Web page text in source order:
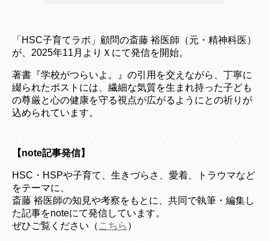
「HSC子育てラボ」顧問の斎藤 裕医師（元・精神科医）
が、2025年11月よりＸにて発信を開始。
著書『学校がつらいよ。』の引用を交えながら、丁寧に
綴られたポストには、繊細な気質を生まれ持った子ども
の尊厳と心の健康を守る視点が広がるようにとの祈りが
込められています。
【note記事発信】
HSC・HSPや子育て、生きづらさ、愛着、トラウマなど
をテーマに、
斎藤 裕医師の知見や考察をもとに、共同で執筆・編集し
た記事をnoteにて発信しています。
ぜひご覧ください（ こちら ）